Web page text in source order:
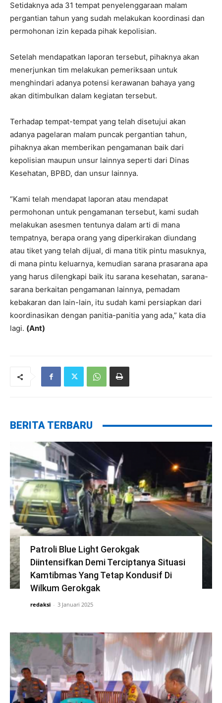
Setidaknya ada 31 tempat penyelenggaraan malam
pergantian tahun yang sudah melakukan koordinasi dan
permohonan izin kepada pihak kepolisian.
Setelah mendapatkan laporan tersebut, pihaknya akan
menerjunkan tim melakukan pemeriksaan untuk
menghindari adanya potensi kerawanan bahaya yang
akan ditimbulkan dalam kegiatan tersebut.
Terhadap tempat-tempat yang telah disetujui akan
adanya pagelaran malam puncak pergantian tahun,
pihaknya akan memberikan pengamanan baik dari
kepolisian maupun unsur lainnya seperti dari Dinas
Kesehatan, BPBD, dan unsur lainnya.
“Kami telah mendapat laporan atau mendapat
permohonan untuk pengamanan tersebut, kami sudah
melakukan asesmen tentunya dalam arti di mana
tempatnya, berapa orang yang diperkirakan diundang
atau tiket yang telah dijual, di mana titik pintu masuknya,
di mana pintu keluarnya, kemudian sarana prasarana apa
yang harus dilengkapi baik itu sarana kesehatan, sarana-
sarana berkaitan pengamanan lainnya, pemadam
kebakaran dan lain-lain, itu sudah kami persiapkan dari
koordinasikan dengan panitia-panitia yang ada,” kata dia
lagi. (Ant)
BERITA TERBARU
Patroli Blue Light Gerokgak
Diintensifkan Demi Terciptanya Situasi
Kamtibmas Yang Tetap Kondusif Di
Wilkum Gerokgak
redaksi - 3 Januari 2025